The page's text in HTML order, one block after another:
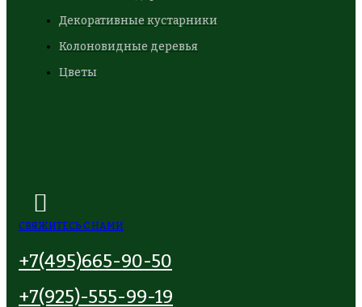
Декоративные кустарники
Колоновидные деревья
Цветы
СВЯЖИТЕСЬ С НАМИ
+7(495)665-90-50
+7(925)-555-99-19